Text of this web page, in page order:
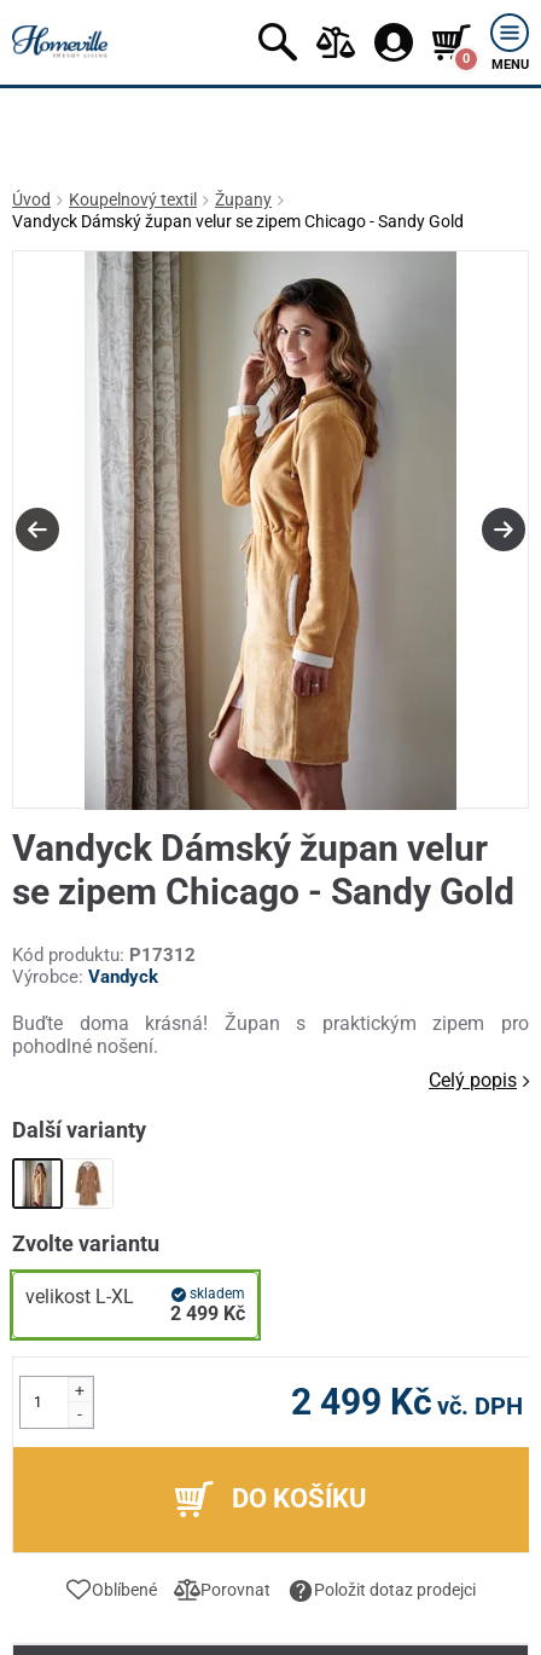
0 MENU
Úvod Koupelnový textil
Župany
Vandyck Dámský župan velur se zipem Chicago - Sandy Gold
Vandyck Dámský župan velur
se zipem Chicago - Sandy Gold
Kód produktu: P17312
Výrobce: Vandyck
Buďte doma krásná! Župan s praktickým zipem pro
pohodlné nošení.
Celý popis
Další varianty
Zvolte variantu
velikost L-XL skladem
2 499 Kč
+
-
2 499 Kč vč. DPH
DO KOŠÍKU
Oblíbené Porovnat Položit dotaz prodejci